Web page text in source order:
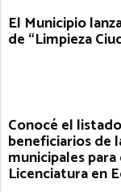
El Municipio
de “Limpieza
Conocé el
beneficiarios de
municipales
Licenciatura en